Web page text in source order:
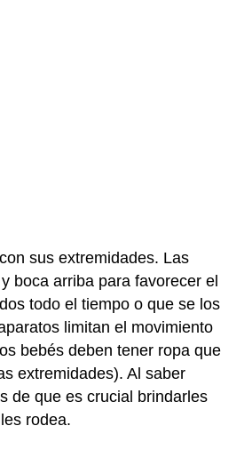
sus extremidades. Las
boca arriba para favorecer el
todo el tiempo o que se los
limitan el movimiento
bebés deben tener ropa que
extremidades). Al saber
de que es crucial brindarles
rodea.